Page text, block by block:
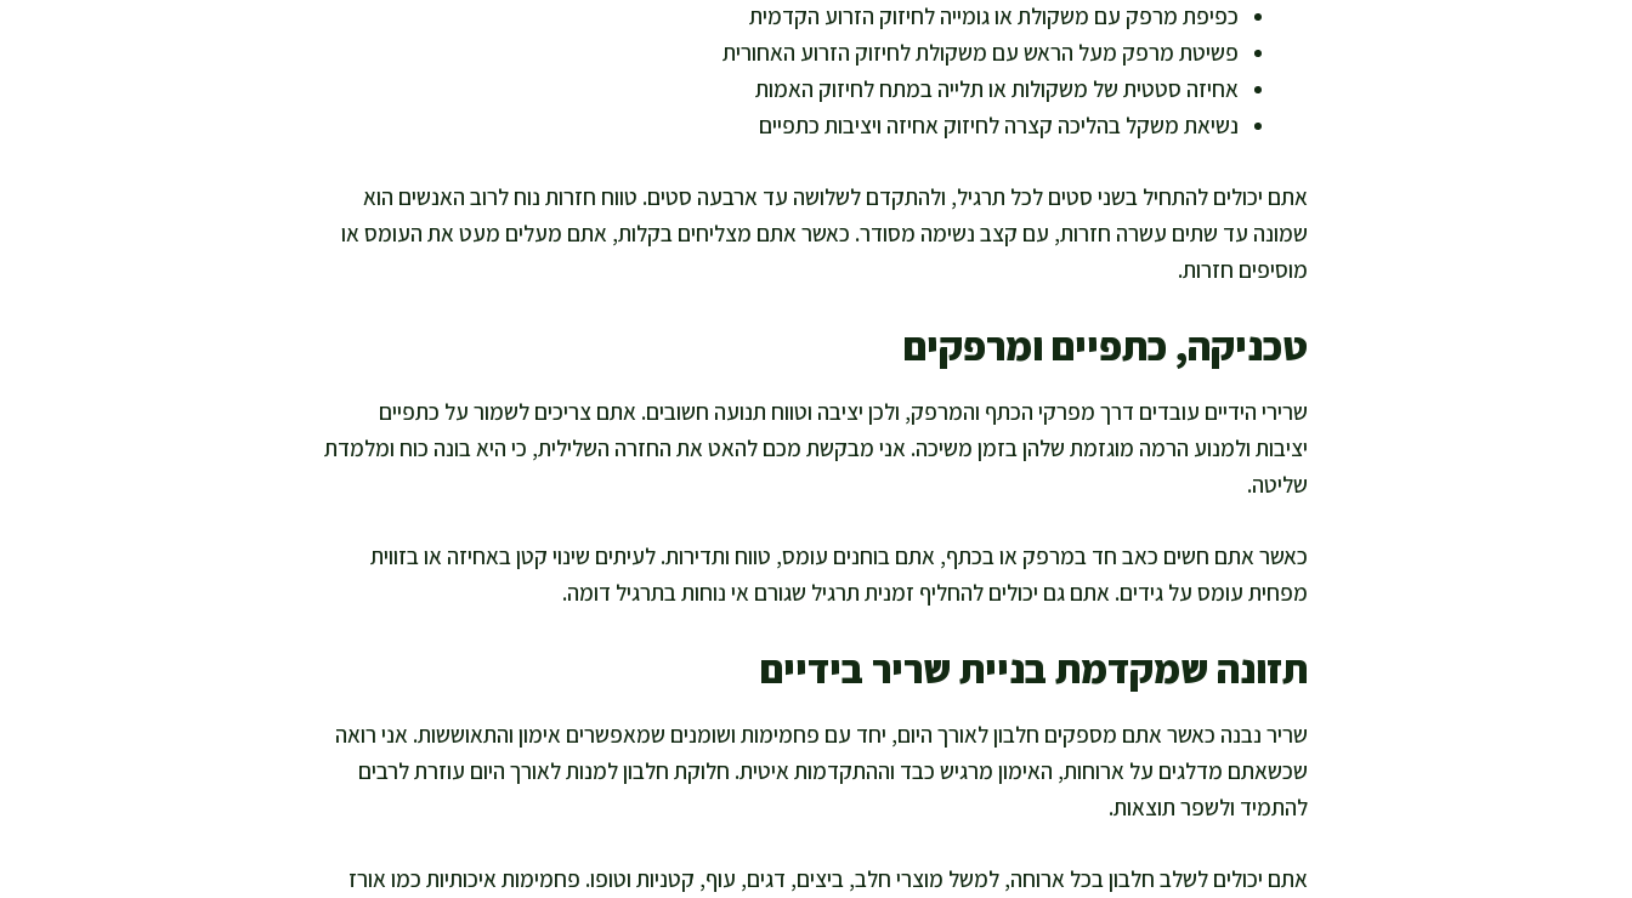
כפיפת מרפק עם משקולת או גומייה לחיזוק הזרוע הקדמית
פשיטת מרפק מעל הראש עם משקולת לחיזוק הזרוע האחורית
אחיזה סטטית של משקולות או תלייה במתח לחיזוק האמות
נשיאת משקל בהליכה קצרה לחיזוק אחיזה ויציבות כתפיים
אתם יכולים להתחיל בשני סטים לכל תרגיל, ולהתקדם לשלושה עד ארבעה סטים. טווח חזרות נוח לרוב האנשים הוא
שמונה עד שתים עשרה חזרות, עם קצב נשימה מסודר. כאשר אתם מצליחים בקלות, אתם מעלים מעט את העומס או
מוסיפים חזרות.
טכניקה, כתפיים ומרפקים
שרירי הידיים עובדים דרך מפרקי הכתף והמרפק, ולכן יציבה וטווח תנועה חשובים. אתם צריכים לשמור על כתפיים
יציבות ולמנוע הרמה מוגזמת שלהן בזמן משיכה. אני מבקשת מכם להאט את החזרה השלילית, כי היא בונה כוח ומלמדת
שליטה.
כאשר אתם חשים כאב חד במרפק או בכתף, אתם בוחנים עומס, טווח ותדירות. לעיתים שינוי קטן באחיזה או בזווית
מפחית עומס על גידים. אתם גם יכולים להחליף זמנית תרגיל שגורם אי נוחות בתרגיל דומה.
תזונה שמקדמת בניית שריר בידיים
שריר נבנה כאשר אתם מספקים חלבון לאורך היום, יחד עם פחמימות ושומנים שמאפשרים אימון והתאוששות. אני רואה
שכשאתם מדלגים על ארוחות, האימון מרגיש כבד וההתקדמות איטית. חלוקת חלבון למנות לאורך היום עוזרת לרבים
להתמיד ולשפר תוצאות.
אתם יכולים לשלב חלבון בכל ארוחה, למשל מוצרי חלב, ביצים, דגים, עוף, קטניות וטופו. פחמימות איכותיות כמו אורז